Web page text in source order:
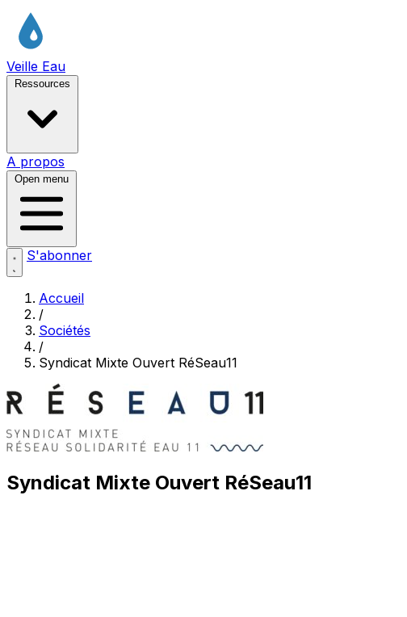
Veille Eau
Ressources
A propos
Open menu
S'abonner
Accueil
/
Sociétés
/
Syndicat Mixte Ouvert RéSeau11
Syndicat Mixte Ouvert RéSeau11